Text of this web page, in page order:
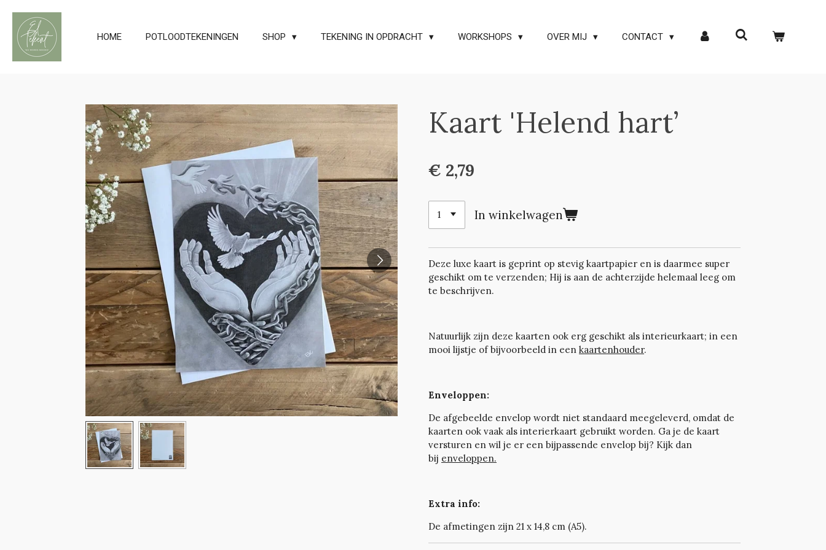
Ga
direct
naar
HOME POTLOODTEKENINGEN SHOP TEKENING IN OPDRACHT WORKSHOPS OVER MIJ CONTACT
Kaart 'Helend hart’
€ 2,79
In winkelwagen
Deze luxe kaart is geprint op stevig kaartpapier en is daarmee super
geschikt om te verzenden; Hij is aan de achterzijde helemaal leeg om
te beschrijven.
Natuurlijk zijn deze kaarten ook erg geschikt als interieurkaart; in een
mooi lijstje of bijvoorbeeld in een kaartenhouder.
Enveloppen:
De afgebeelde envelop wordt niet standaard meegeleverd, omdat de
kaarten ook vaak als interierkaart gebruikt worden. Ga je de kaart
versturen en wil je er een bijpassende envelop bij? Kijk dan
bij enveloppen.
Extra info:
De afmetingen zijn 21 x 14,8 cm (A5).